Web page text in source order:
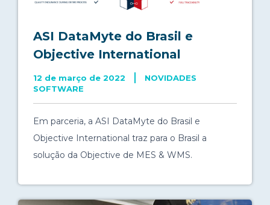
ASI DataMyte do Brasil e
Objective International
12 de março de 2022
NOVIDADES
SOFTWARE
Em parceria, a ASI DataMyte do Brasil e
Objective International traz para o Brasil a
solução da Objective de MES & WMS.